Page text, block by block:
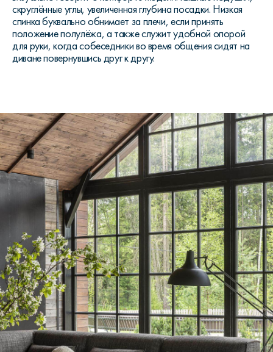
скруглённые углы, увеличенная глубина посадки. Низкая
спинка буквально обнимает за плечи, если принять
положение полулёжа, а также служит удобной опорой
для руки, когда собеседники во время общения сидят на
диване повернувшись друг к другу.